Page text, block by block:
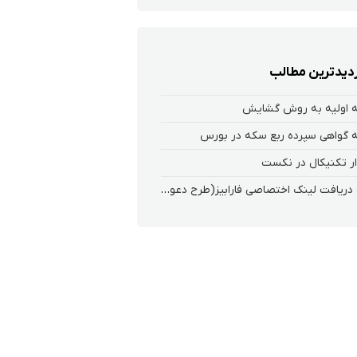
مطالب
اولیه به روش گشایش
گواهی سپرده ربع سکه در بورس
تکنیکال در نکست
نحوه دریافت لینک اختصاصی فارابیز(طرح دعوت از دوستان)